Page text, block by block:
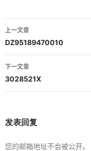
文
章
导
航
上一文章
DZ95189470010
下一文章
3028521X
发表回复
您的邮箱地址不会被公开。